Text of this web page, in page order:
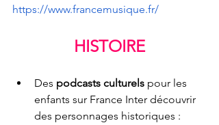
https://www.francemusique.fr/
HISTOIRE
Des podcasts culturels pour les
enfants sur France Inter découvrir
des personnages historiques :